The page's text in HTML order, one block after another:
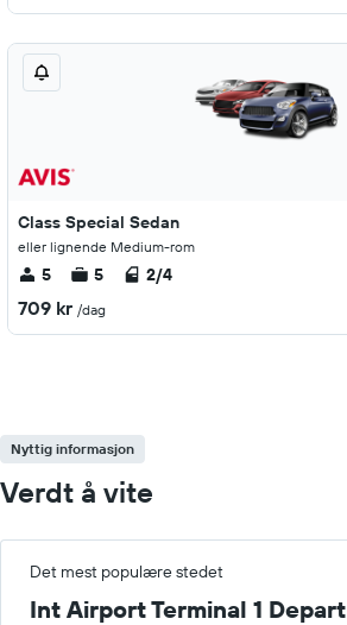
Class Special Sedan
eller lignende Medium-rom
5 5 2/4
709 kr /dag
Nyttig informasjon
Verdt å vite
Det mest populære stedet
Int Airport Terminal 1 Depart